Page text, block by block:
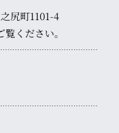
尻町1101-4
ください。